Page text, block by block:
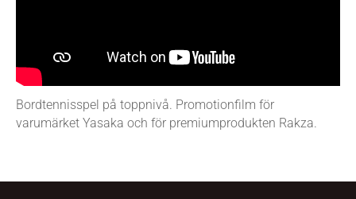
Bordtennisspel på toppnivå. Promotionfilm för
varumärket Yasaka och för premiumprodukten Rakza.